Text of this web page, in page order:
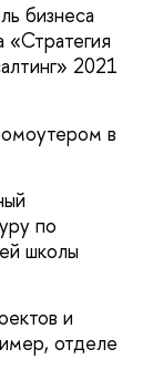
бизнеса
2021
в
по
школы
и
отделе